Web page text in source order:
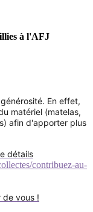
à l'AFJ
En effet,
matériel (matelas,
afin d'apporter plus
détails
contribuez-au-
vous !